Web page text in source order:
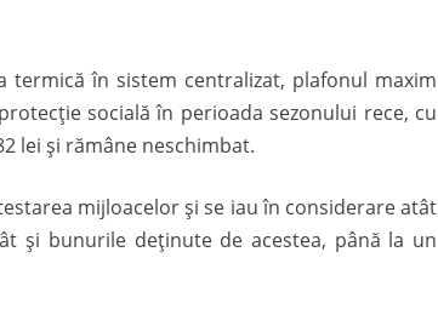
termică în sistem centralizat, plafonul maxim
socială în perioada sezonului rece, cu
lei şi rămâne neschimbat.
mijloacelor şi se iau în considerare atât
şi bunurile deţinute de acestea, până la un